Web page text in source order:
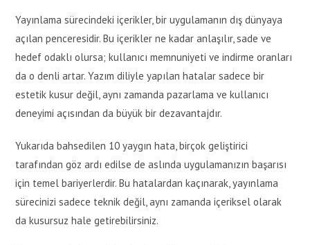
Yayınlama sürecindeki içerikler, bir uygulamanın dış dünyaya
açılan penceresidir. Bu içerikler ne kadar anlaşılır, sade ve
hedef odaklı olursa; kullanıcı memnuniyeti ve indirme oranları
da o denli artar. Yazım diliyle yapılan hatalar sadece bir
estetik kusur değil, aynı zamanda pazarlama ve kullanıcı
deneyimi açısından da büyük bir dezavantajdır.
Yukarıda bahsedilen 10 yaygın hata, birçok geliştirici
tarafından göz ardı edilse de aslında uygulamanızın başarısı
için temel bariyerlerdir. Bu hatalardan kaçınarak, yayınlama
sürecinizi sadece teknik değil, aynı zamanda içeriksel olarak
da kusursuz hale getirebilirsiniz.